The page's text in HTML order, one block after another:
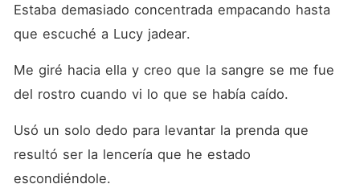
jefe mafioso que su amiga
Lucy le recomendó. Cuando
hombre que había estado
mostrando interés en ella,
pero a quien ella había
ella lo supiera, era el jefe y
hermanastro de su ex
prometido. Ella le pidió
Estaba demasiado concentrada empacando hasta
que escuché a Lucy jadear.
Me giré hacia ella y creo que la sangre se me fue
del rostro cuando vi lo que se había caído.
Usó un solo dedo para levantar la prenda que
resultó ser la lencería que he estado
escondiéndole.